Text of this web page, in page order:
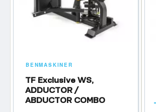
BENMASKINER
TF Exclusive WS,
ADDUCTOR /
ABDUCTOR COMBO